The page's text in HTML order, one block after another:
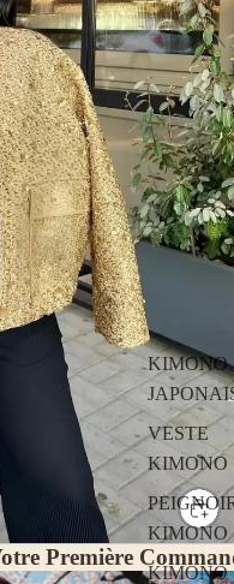
KIMONO
VESTE
KIMONO
KIMONO
KIMONO
Première